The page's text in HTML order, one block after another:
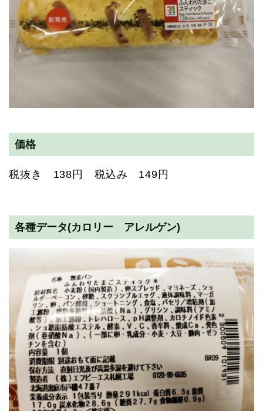
価格
税抜き 138円 税込み 149円
各種データ(カロリー アレルゲン)